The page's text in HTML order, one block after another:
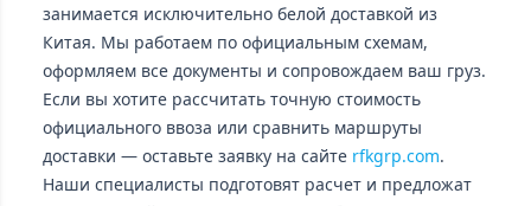
занимается исключительно белой доставкой из
Китая. Мы работаем по официальным схемам,
оформляем все документы и сопровождаем ваш груз.
Если вы хотите рассчитать точную стоимость
официального ввоза или сравнить маршруты
доставки — оставьте заявку на сайте rfkgrp.com.
Наши специалисты подготовят расчет и предложат